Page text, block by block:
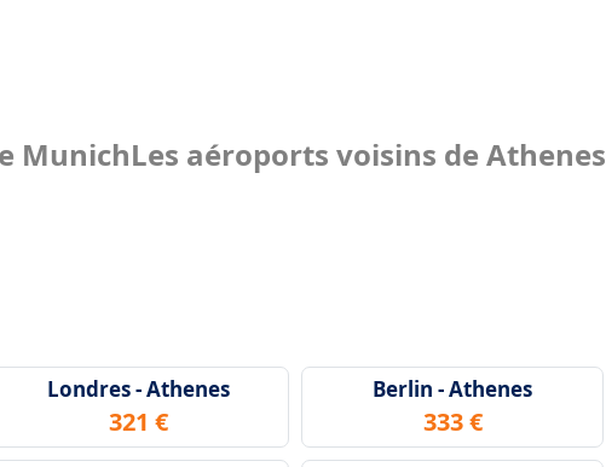
MunichLes aéroports voisins de Athenes
Londres - Athenes
321 €
Berlin - Athenes
333 €